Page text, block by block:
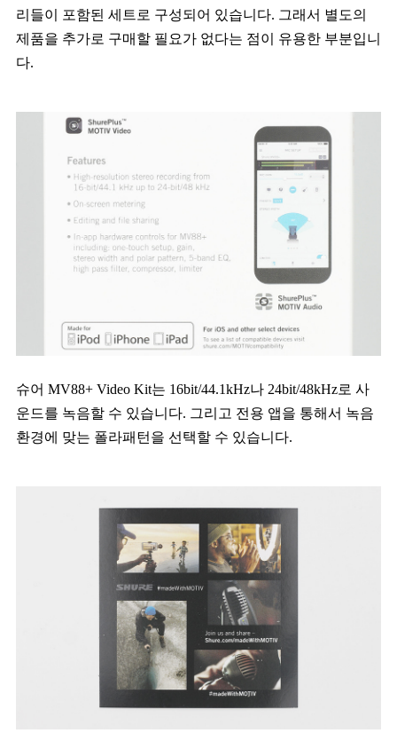
리들이 포함된 세트로 구성되어 있습니다. 그래서 별도의
제품을 추가로 구매할 필요가 없다는 점이 유용한 부분입니
다.
슈어 MV88+ Video Kit는 16bit/44.1kHz나 24bit/48kHz로 사
운드를 녹음할 수 있습니다. 그리고 전용 앱을 통해서 녹음
환경에 맞는 폴라패턴을 선택할 수 있습니다.